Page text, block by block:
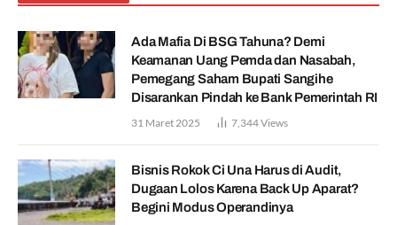
Ada Mafia Di BSG Tahuna? Demi
Keamanan Uang Pemda dan Nasabah,
Pemegang Saham Bupati Sangihe
Disarankan Pindah ke Bank Pemerintah RI
31 Maret 2025 7,344Views
Bisnis Rokok Ci Una Harus di Audit,
Dugaan Lolos Karena Back Up Aparat?
Begini Modus Operandinya